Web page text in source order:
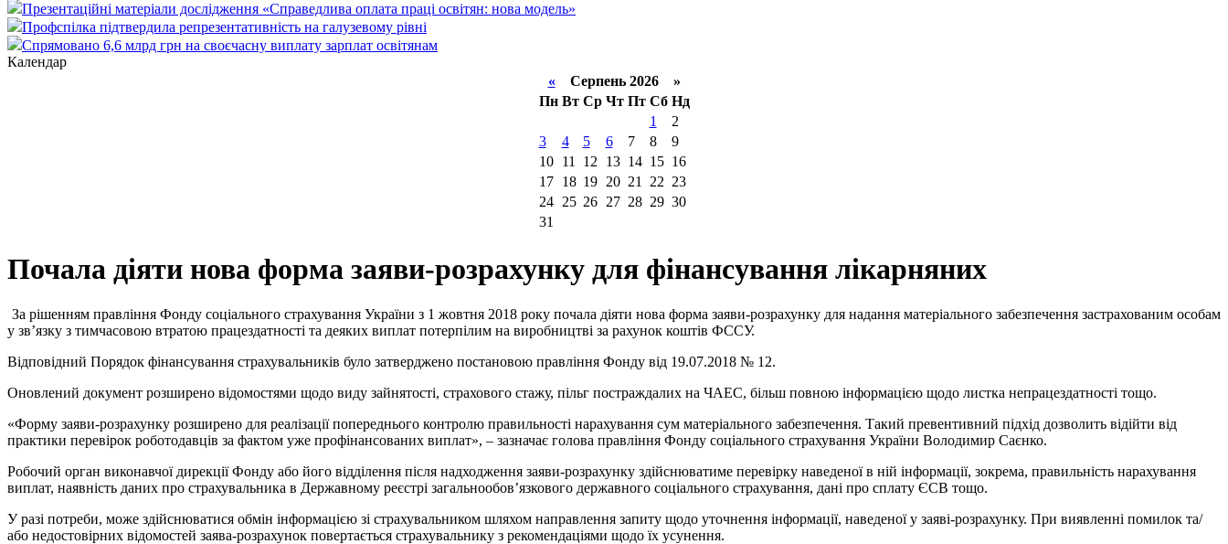
Презентаційні матеріали дослідження «Справедлива оплата праці освітян: нова модель»
Профспілка підтвердила репрезентативність на галузевому рівні
Спрямовано 6,6 млрд грн на своєчасну виплату зарплат освітянам
Календар
«Серпень 2026 »
Пн Вт Ср Чт Пт Сб Нд
1
2
3
4 5 6 7 8
9
10
11 12 13 14 15 16
17
18 19 20 21 22 23
24
25 26 27 28 29 30
31
Почала діяти нова форма заяви-розрахунку для фінансування лікарняних
За рішенням правління Фонду соціального страхування України з 1 жовтня 2018 року почала діяти нова форма заяви-розрахунку для надання матеріального забезпечення застрахованим особам
у зв’язку з тимчасовою втратою працездатності та деяких виплат потерпілим на виробництві за рахунок коштів ФССУ.
Відповідний Порядок фінансування страхувальників було затверджено постановою правління Фонду від 19.07.2018 № 12.
Оновлений документ розширено відомостями щодо виду зайнятості, страхового стажу, пільг постраждалих на ЧАЕС, більш повною інформацією щодо листка непрацездатності тощо.
«Форму заяви-розрахунку розширено для реалізації попереднього контролю правильності нарахування сум матеріального забезпечення. Такий превентивний підхід дозволить відійти від
практики перевірок роботодавців за фактом уже профінансованих виплат», – зазначає голова правління Фонду соціального страхування України Володимир Саєнко.
Робочий орган виконавчої дирекції Фонду або його відділення після надходження заяви-розрахунку здійснюватиме перевірку наведеної в ній інформації, зокрема, правильність нарахування
виплат, наявність даних про страхувальника в Державному реєстрі загальнообов’язкового державного соціального страхування, дані про сплату ЄСВ тощо.
У разі потреби, може здійснюватися обмін інформацією зі страхувальником шляхом направлення запиту щодо уточнення інформації, наведеної у заяві-розрахунку. При виявленні помилок та/
або недостовірних відомостей заява-розрахунок повертається страхувальнику з рекомендаціями щодо їх усунення.